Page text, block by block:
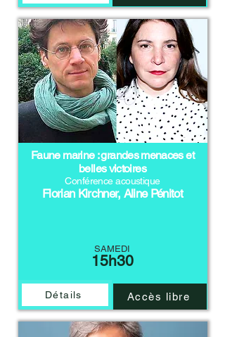
Faune marine : grandes menaces et
belles victoires
Conférence acoustique
Florian Kirchner, Aline Pénitot
SAMEDI
15h30
Détails Accès libre